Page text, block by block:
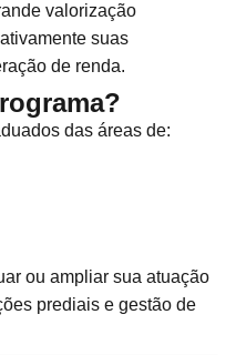
valorização
suas
de renda.
das áreas de:
ou ampliar sua atuação
prediais e gestão de